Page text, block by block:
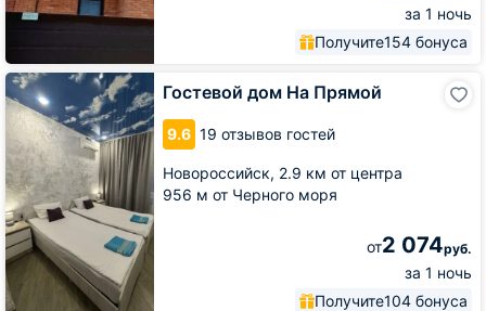
за 1 ночь
Получите154 бонуса
Гостевой дом На Прямой
9.6 19 отзывов гостей
Новороссийск, 2.9 км от центра
956 м от Черного моря
от2 074руб.
за 1 ночь
Получите104 бонуса
Гостевой
дом
На
Прямой